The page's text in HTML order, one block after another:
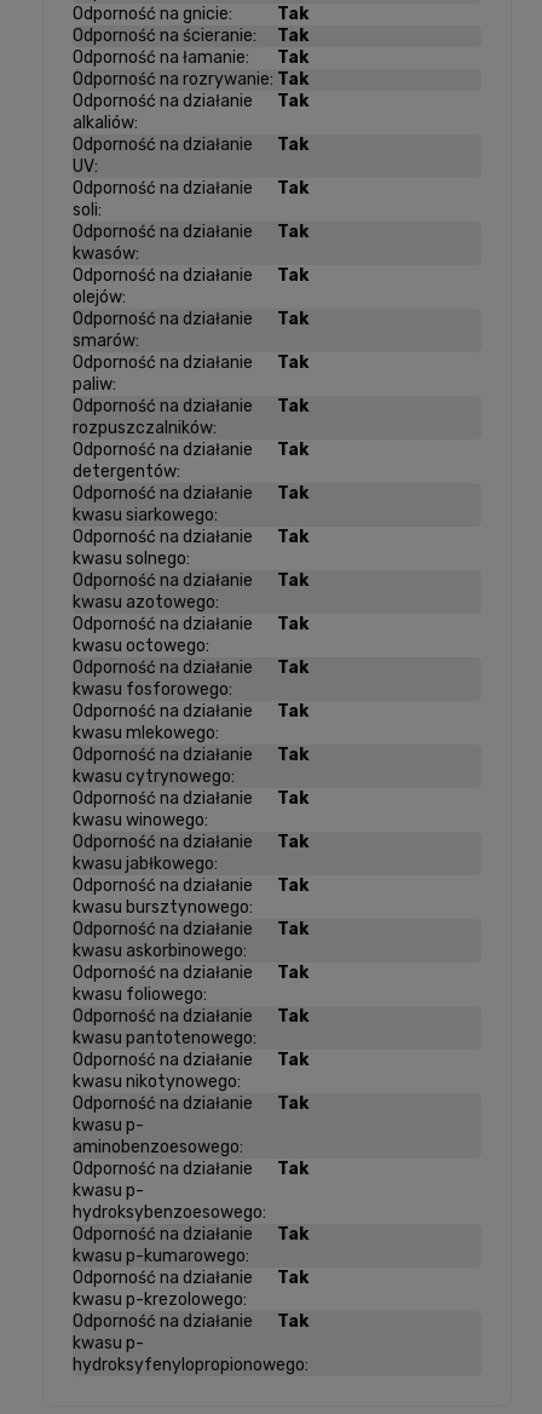
Odporność na gnicie:
Tak
Odporność na ścieranie:
Tak
Odporność na łamanie:
Tak
Odporność na rozrywanie: Tak
Odporność na działanie
alkaliów:
Tak
Odporność na działanie
UV:
Tak
Odporność na działanie
soli:
Tak
Odporność na działanie
kwasów:
Tak
Odporność na działanie
olejów:
Tak
Odporność na działanie
smarów:
Tak
Odporność na działanie
paliw:
Tak
Odporność na działanie
rozpuszczalników:
Tak
Odporność na działanie
detergentów:
Tak
Odporność na działanie
kwasu siarkowego:
Tak
Odporność na działanie
kwasu solnego:
Tak
Odporność na działanie
kwasu azotowego:
Tak
Odporność na działanie
kwasu octowego:
Tak
Odporność na działanie
kwasu fosforowego:
Tak
Odporność na działanie
kwasu mlekowego:
Tak
Odporność na działanie
kwasu cytrynowego:
Tak
Odporność na działanie
kwasu winowego:
Tak
Odporność na działanie
kwasu jabłkowego:
Tak
Odporność na działanie
kwasu bursztynowego:
Tak
Odporność na działanie
kwasu askorbinowego:
Tak
Odporność na działanie
kwasu foliowego:
Tak
Odporność na działanie
kwasu pantotenowego:
Tak
Odporność na działanie
kwasu nikotynowego:
Tak
Odporność na działanie
kwasu p-
aminobenzoesowego:
Tak
Odporność na działanie
kwasu p-
hydroksybenzoesowego:
Tak
Odporność na działanie
kwasu p-kumarowego:
Tak
Odporność na działanie
kwasu p-krezolowego:
Tak
Odporność na działanie
kwasu p-
hydroksyfenylopropionowego:
Tak